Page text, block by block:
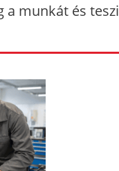
a munkát és